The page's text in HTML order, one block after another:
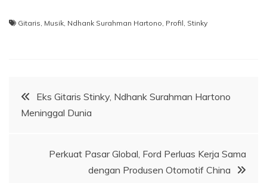
Gitaris, Musik, Ndhank Surahman Hartono, Profil, Stinky
Navigasi
pos
Eks Gitaris Stinky, Ndhank Surahman Hartono
Meninggal Dunia
Perkuat Pasar Global, Ford Perluas Kerja Sama
dengan Produsen Otomotif China